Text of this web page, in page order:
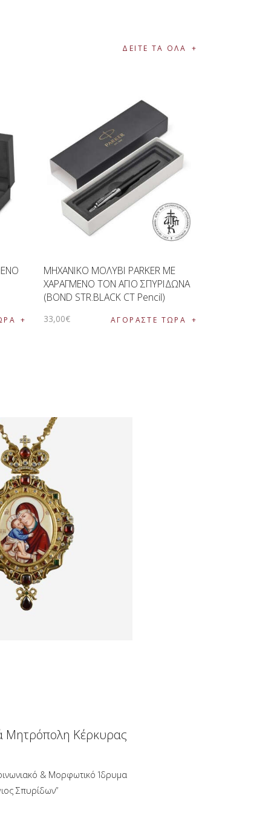
ΔΕΙΤΕ ΤΑ ΟΛΑ
ΜΗΧΑΝΙΚΟ ΜΟΛΥΒΙ PARKER ΜΕ
ΧΑΡΑΓΜΕΝΟ ΤΟΝ ΑΓΙΟ ΣΠΥΡΙΔΩΝΑ
(BOND STR.BLACK CT Pencil)
33,00€ ΑΓΟΡΑΣΤΕ ΤΩΡΑ
Μητρόπολη Κέρκυρας
& Μορφωτικό Ίδρυμα
Σπυρίδων”